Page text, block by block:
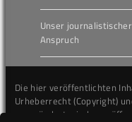
Unser journalistischer
Anspruch
Die hier veröffentlichten
Urheberrecht (Copyright)
unverändert